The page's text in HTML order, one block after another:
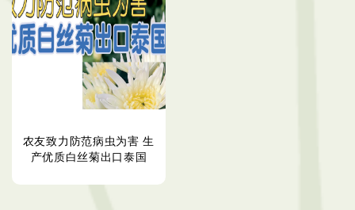
农友致力防范病虫为害 生
产优质白丝菊出口泰国